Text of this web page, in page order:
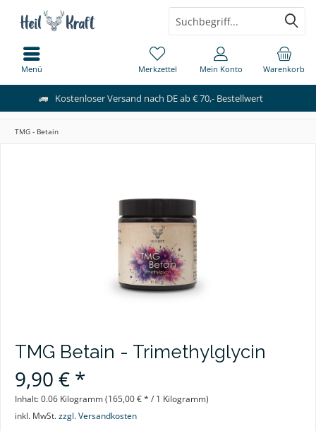
Kostenloser Versand nach DE ab € 70,- Bestellwert
Menü Warenkorb
Merkzettel Mein Konto
TMG - Betain
TMG Betain - Trimethylglycin
9,90 € *
Inhalt:0.06 Kilogramm (165,00 € * / 1 Kilogramm)
inkl. MwSt.zzgl. Versandkosten